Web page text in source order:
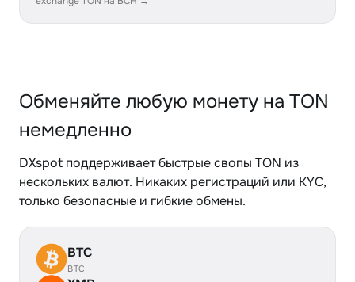
Обменяйте любую монету на TON
немедленно
DXspot поддерживает быстрые свопы TON из
нескольких валют. Никаких регистраций или KYC,
только безопасные и гибкие обмены.
BTC
BTC